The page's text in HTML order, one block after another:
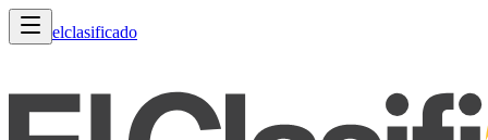
elclasificado